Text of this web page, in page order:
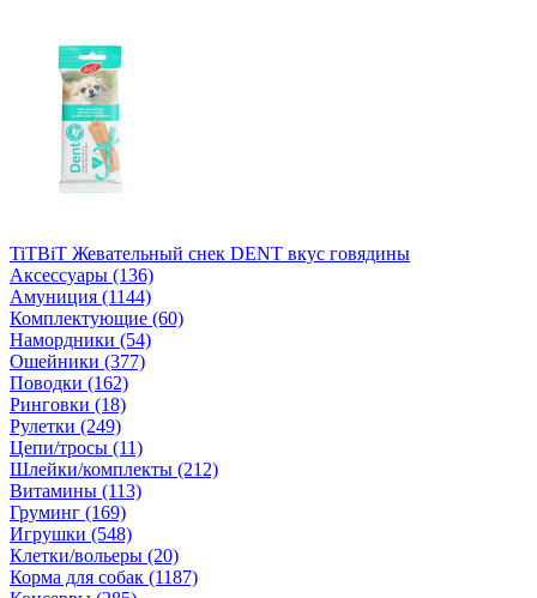
TiTBiT Жевательный снек DENT вкус говядины
Аксессуары (136)
Амуниция (1144)
Комплектующие (60)
Намордники (54)
Ошейники (377)
Поводки (162)
Ринговки (18)
Рулетки (249)
Цепи/тросы (11)
Шлейки/комплекты (212)
Витамины (113)
Груминг (169)
Игрушки (548)
Клетки/вольеры (20)
Корма для собак (1187)